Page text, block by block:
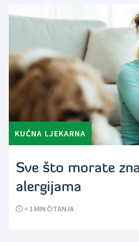
KUĆNA LJEKARNA
Sve što morate
alergijama
< 1 MIN ČITANJA